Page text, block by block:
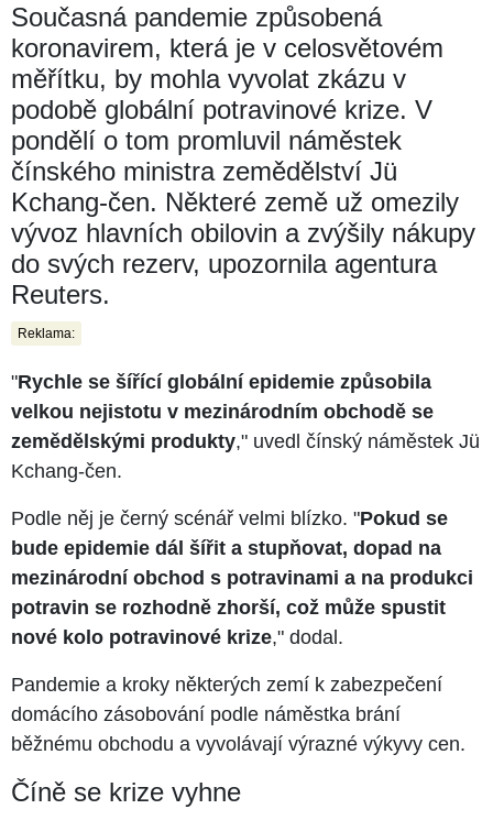
Současná pandemie způsobená
koronavirem, která je v celosvětovém
měřítku, by mohla vyvolat zkázu v
podobě globální potravinové krize. V
pondělí o tom promluvil náměstek
čínského ministra zemědělství Jü
Kchang-čen. Některé země už omezily
vývoz hlavních obilovin a zvýšily nákupy
do svých rezerv, upozornila agentura
Reuters.
Reklama:
"Rychle se šířící globální epidemie způsobila
velkou nejistotu v mezinárodním obchodě se
zemědělskými produkty," uvedl čínský náměstek Jü
Kchang-čen.
Podle něj je černý scénář velmi blízko. "Pokud se
bude epidemie dál šířit a stupňovat, dopad na
mezinárodní obchod s potravinami a na produkci
potravin se rozhodně zhorší, což může spustit
nové kolo potravinové krize," dodal.
Pandemie a kroky některých zemí k zabezpečení
domácího zásobování podle náměstka brání
běžnému obchodu a vyvolávají výrazné výkyvy cen.
Číně se krize vyhne